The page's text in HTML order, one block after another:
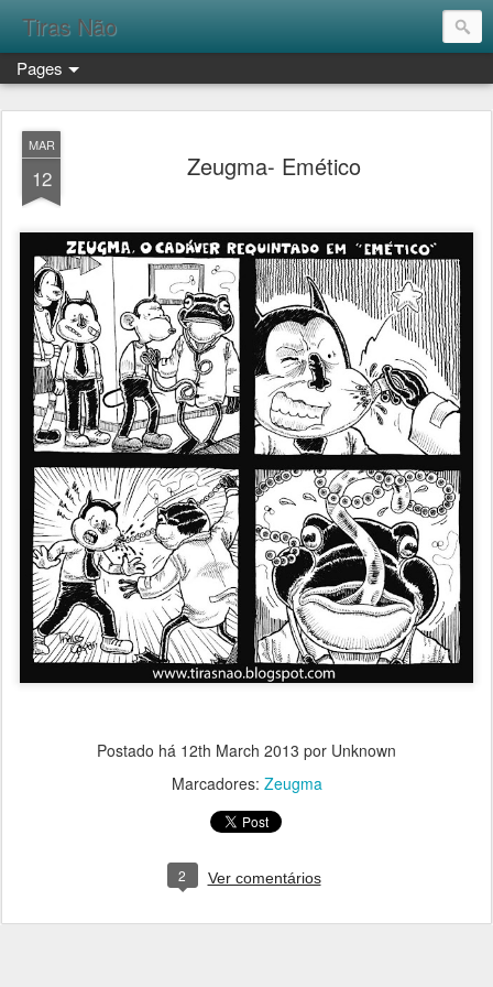
Tiras Não
Pages
MAR
12 Zeugma- Emético
Postado há 12th March 2013 por Unknown
Marcadores: Zeugma
2 Ver comentários